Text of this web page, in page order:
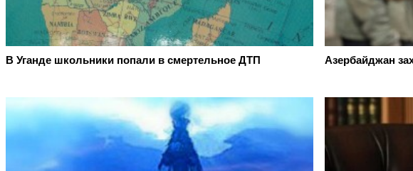
В Уганде школьники попали в смертельное ДТП Азербайджан